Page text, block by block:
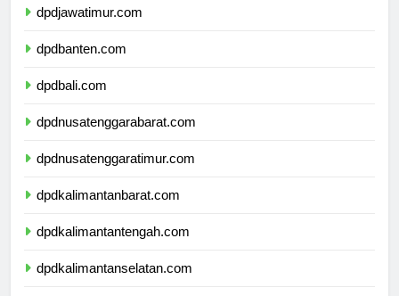
dpdjawatimur.com
dpdbanten.com
dpdbali.com
dpdnusatenggarabarat.com
dpdnusatenggaratimur.com
dpdkalimantanbarat.com
dpdkalimantantengah.com
dpdkalimantanselatan.com